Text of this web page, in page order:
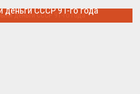
деньги СССР 91-го года